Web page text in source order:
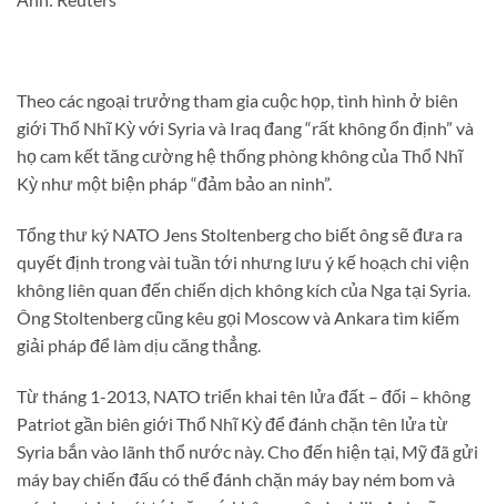
Theo các ngoại trưởng tham gia cuộc họp, tình hình ở biên
giới Thổ Nhĩ Kỳ với Syria và Iraq đang “rất không ổn định” và
họ cam kết tăng cường hệ thống phòng không của Thổ Nhĩ
Kỳ như một biện pháp “đảm bảo an ninh”.
Tổng thư ký NATO Jens Stoltenberg cho biết ông sẽ đưa ra
quyết định trong vài tuần tới nhưng lưu ý kế hoạch chi viện
không liên quan đến chiến dịch không kích của Nga tại Syria.
Ông Stoltenberg cũng kêu gọi Moscow và Ankara tìm kiếm
giải pháp để làm dịu căng thẳng.
Từ tháng 1-2013, NATO triển khai tên lửa đất – đối – không
Patriot gần biên giới Thổ Nhĩ Kỳ để đánh chặn tên lửa từ
Syria bắn vào lãnh thổ nước này. Cho đến hiện tại, Mỹ đã gửi
máy bay chiến đấu có thể đánh chặn máy bay ném bom và